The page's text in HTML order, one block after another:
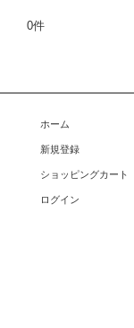
0件
ホーム
新規登録
ショッピングカート
ログイン